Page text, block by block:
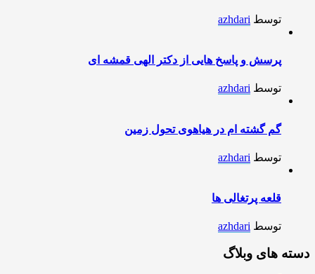
توسط azhdari
پرسش و پاسخ هایی از دکتر الهی قمشه ای
توسط azhdari
گم گشته ام در هیاهوی تحول زمین
توسط azhdari
قلعه پرتغالی ها
توسط azhdari
دسته های وبلاگ